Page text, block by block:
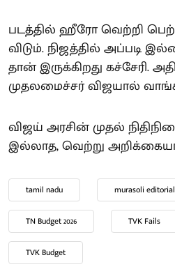
படத்தில் ஹீரோ வெற்றி
விடும். நிஜத்தில் அப்படி
தான் இருக்கிறது கச்சேரி.
முதலமைச்சர் விஜயால்
விஜய் அரசின் முதல்
இல்லாத, வெற்று
tamil nadu murasoli editorial
TN Budget 2026 TVK Fails
TVK Budget